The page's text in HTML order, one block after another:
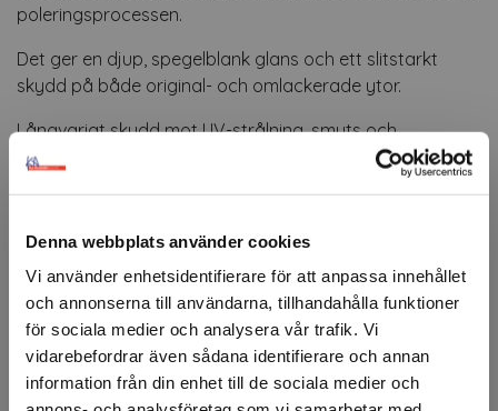
Denna webbplats använder cookies
Vi använder enhetsidentifierare för att anpassa innehållet
och annonserna till användarna, tillhandahålla funktioner
för sociala medier och analysera vår trafik. Vi
vidarebefordrar även sådana identifierare och annan
information från din enhet till de sociala medier och
poleringsprocessen.
Det ger en djup, spegelblank glans och ett slitstarkt
skydd på både original- och omlackerade ytor.
Långvarigt skydd mot UV-strålning, smuts och
miljöpåverkan.
Artikelnr: 66498
Ansök om konto
Beskrivning